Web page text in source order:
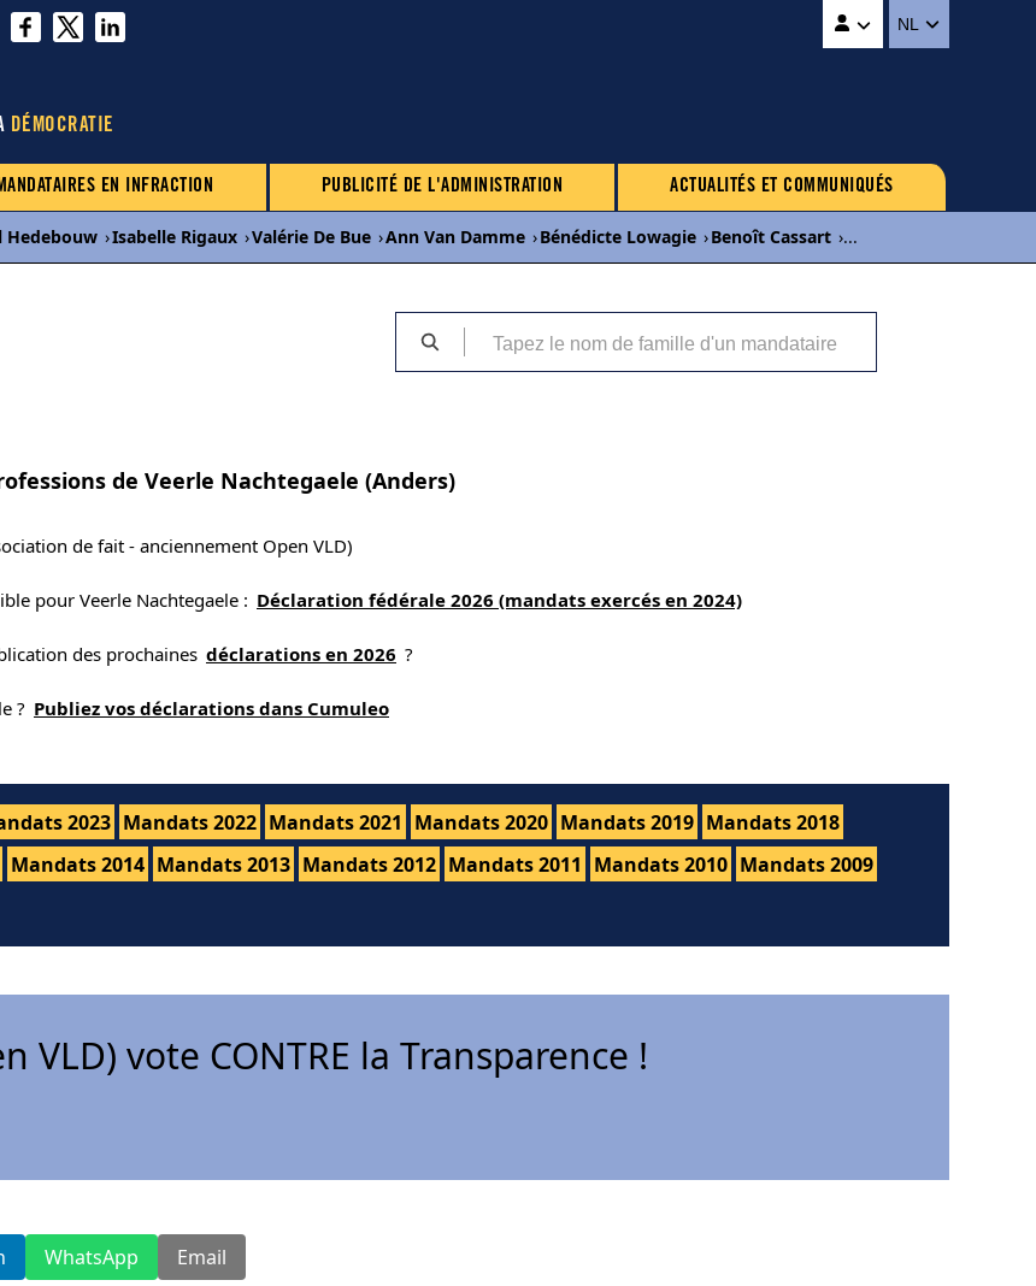
NL
DÉMOCRATIE
EN INFRACTION PUBLICITÉ DE L'ADMINISTRATION ACTUALITÉS ET COMMUNIQUÉS
Hedebouw ›Isabelle Rigaux ›Valérie De Bue ›Ann Van Damme ›Bénédicte Lowagie ›Benoît Cassart ›...
de Veerle Nachtegaele (Anders)
de fait - anciennement Open VLD)
pour Veerle Nachtegaele : Déclaration fédérale 2026 (mandats exercés en 2024)
des prochaines déclarations en 2026 ?
? Publiez vos déclarations dans Cumuleo
2023 Mandats 2022 Mandats 2021 Mandats 2020 Mandats 2019 Mandats 2018
Mandats 2014 Mandats 2013 Mandats 2012 Mandats 2011 Mandats 2010 Mandats 2009
vote CONTRE la Transparence !
WhatsApp Email